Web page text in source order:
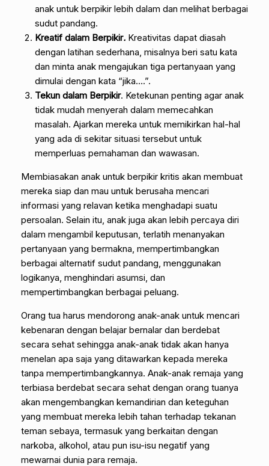
anak untuk berpikir lebih dalam dan melihat berbagai
sudut pandang.
Kreatif dalam Berpikir. Kreativitas dapat diasah
dengan latihan sederhana, misalnya beri satu kata
dan minta anak mengajukan tiga pertanyaan yang
dimulai dengan kata “jika….”.
Tekun dalam Berpikir. Ketekunan penting agar anak
tidak mudah menyerah dalam memecahkan
masalah. Ajarkan mereka untuk memikirkan hal-hal
yang ada di sekitar situasi tersebut untuk
memperluas pemahaman dan wawasan.
Membiasakan anak untuk berpikir kritis akan membuat
mereka siap dan mau untuk berusaha mencari
informasi yang relavan ketika menghadapi suatu
persoalan. Selain itu, anak juga akan lebih percaya diri
dalam mengambil keputusan, terlatih menanyakan
pertanyaan yang bermakna, mempertimbangkan
berbagai alternatif sudut pandang, menggunakan
logikanya, menghindari asumsi, dan
mempertimbangkan berbagai peluang.
Orang tua harus mendorong anak-anak untuk mencari
kebenaran dengan belajar bernalar dan berdebat
secara sehat sehingga anak-anak tidak akan hanya
menelan apa saja yang ditawarkan kepada mereka
tanpa mempertimbangkannya. Anak-anak remaja yang
terbiasa berdebat secara sehat dengan orang tuanya
akan mengembangkan kemandirian dan keteguhan
yang membuat mereka lebih tahan terhadap tekanan
teman sebaya, termasuk yang berkaitan dengan
narkoba, alkohol, atau pun isu-isu negatif yang
mewarnai dunia para remaja.